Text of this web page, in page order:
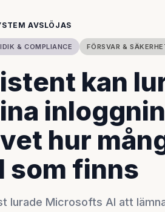
AVSLÖJAS
& COMPLIANCE FÖRSVAR &
kan
hur
som finns
lurade Microsofts AI att